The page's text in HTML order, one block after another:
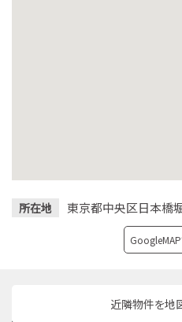
所在地 東京都中央区日本橋
近隣物件を地